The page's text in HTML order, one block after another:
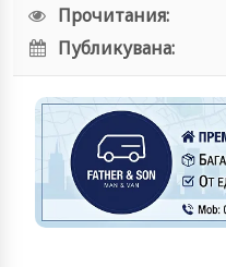
Прочитания:
Публикувана: